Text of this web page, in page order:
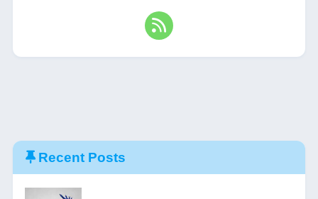
Recent Posts